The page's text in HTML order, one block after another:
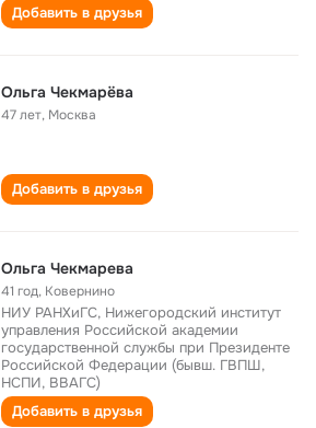
Добавить в друзья
Ольга Чекмарёва
47 лет, Москва
Добавить в друзья
Ольга Чекмарева
41 год, Ковернино
НИУ РАНХиГС, Нижегородский институт
управления Российской академии
государственной службы при Президенте
Российской Федерации (бывш. ГВПШ,
НСПИ, ВВАГС)
Добавить в друзья